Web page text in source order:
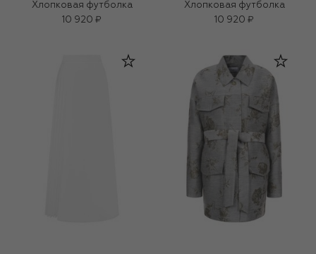
Хлопковая футболка
10 920 ₽
Хлопковая футболка
10 920 ₽